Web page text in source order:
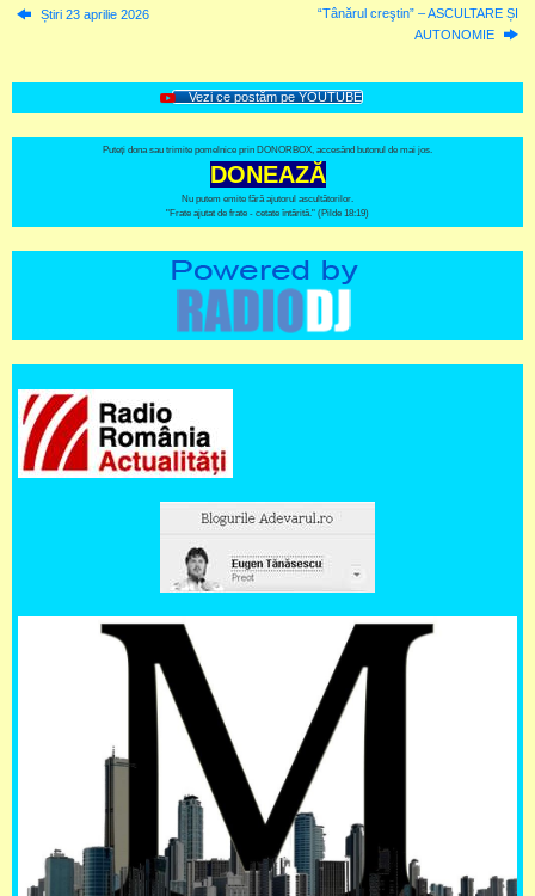
Știri 23 aprilie 2026
“Tânărul creştin” – ASCULTARE ȘI
AUTONOMIE
Vezi ce postăm pe YOUTUBE
Puteți dona sau trimite pomelnice prin DONORBOX, accesând butonul de mai jos.
DONEAZĂ
Nu putem emite fără ajutorul ascultătorilor.
"Frate ajutat de frate - cetate întărită." (Pilde 18:19)